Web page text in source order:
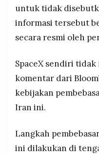
untuk tidak
informasi tersebut
secara resmi oleh
SpaceX sendiri
komentar dari
kebijakan
Iran ini.
Langkah
ini dilakukan di